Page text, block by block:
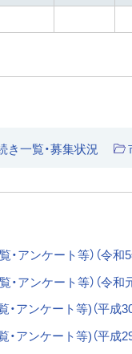
き一覧・募集状況
アンケート等）（令和5
アンケート等）（令和
アンケート等)（平成30
アンケート等)（平成29